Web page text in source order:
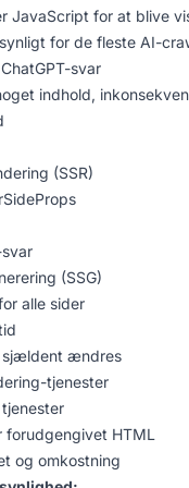
JavaScript for at blive
for de fleste AI-
svar
indhold,
(SSR)
(SSG)
alle sider
sjældent ændres
tjenester
forudgengivet HTML
og omkostning